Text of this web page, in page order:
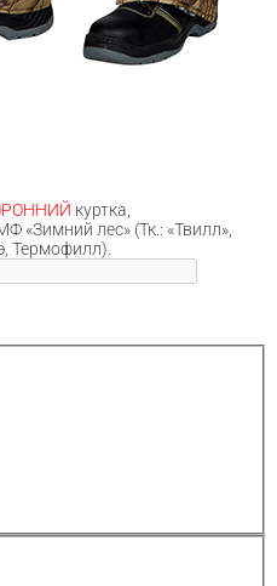
куртка,
«Зимний лес» (Тк.: «Твилл»,
Термофилл).